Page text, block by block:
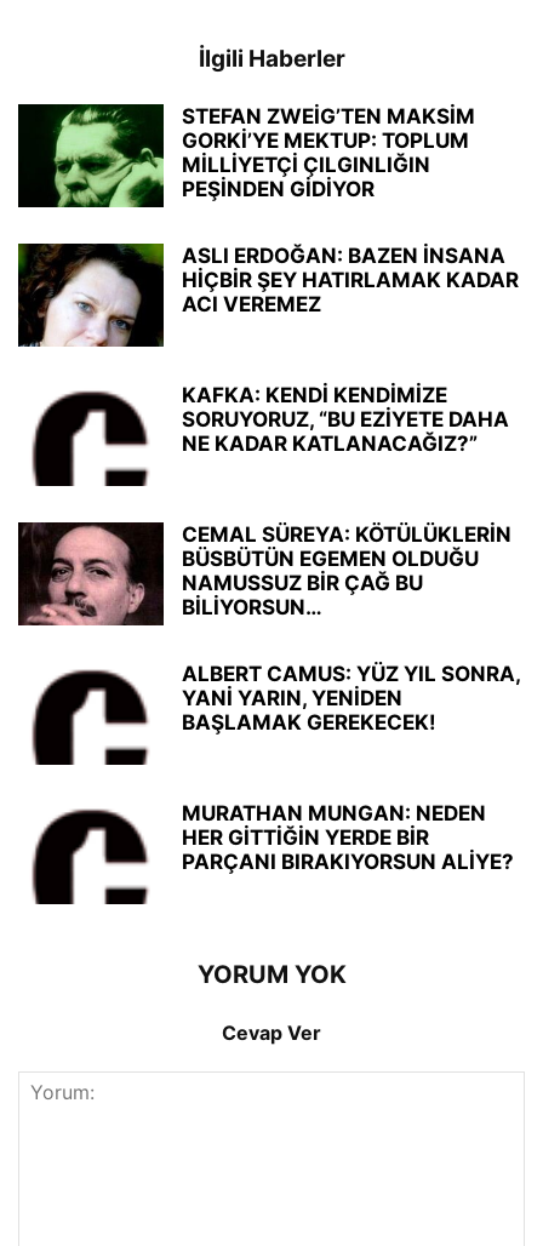
İlgili Haberler
STEFAN ZWEİG’TEN MAKSİM
GORKİ’YE MEKTUP: TOPLUM
MİLLİYETÇİ ÇILGINLIĞIN
PEŞİNDEN GİDİYOR
ASLI ERDOĞAN: BAZEN İNSANA
HİÇBİR ŞEY HATIRLAMAK KADAR
ACI VEREMEZ
KAFKA: KENDİ KENDİMİZE
SORUYORUZ, “BU EZİYETE DAHA
NE KADAR KATLANACAĞIZ?”
CEMAL SÜREYA: KÖTÜLÜKLERİN
BÜSBÜTÜN EGEMEN OLDUĞU
NAMUSSUZ BİR ÇAĞ BU
BİLİYORSUN…
ALBERT CAMUS: YÜZ YIL SONRA,
YANİ YARIN, YENİDEN
BAŞLAMAK GEREKECEK!
MURATHAN MUNGAN: NEDEN
HER GİTTİĞİN YERDE BİR
PARÇANI BIRAKIYORSUN ALİYE?
YORUM YOK
Cevap Ver